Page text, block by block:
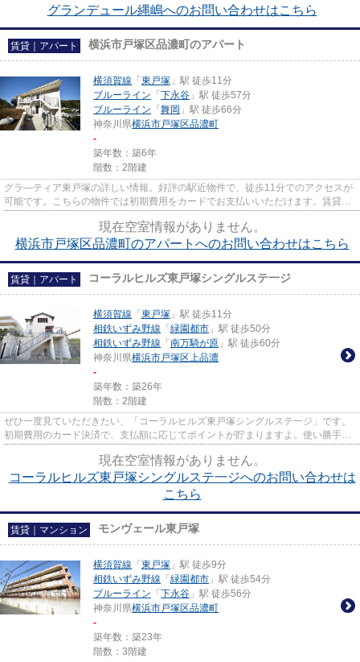
グランデュール縄嶋へのお問い合わせはこちら
賃貸｜アパート 横浜市戸塚区品濃町のアパート
横須賀線 「 東戸塚 」駅 徒歩11分
ブルーライン 「 下永谷 」駅 徒歩57分
ブルーライン 「 舞岡 」駅 徒歩66分
神奈川県横浜市戸塚区品濃町
-
築年数：築6年
階数：2階建
グラ―ティア東戸塚の詳しい情報。好評の駅近物件で、徒歩11分でのアクセスが
可能です。こちらの物件では初期費用をカードでお支払いいただけます。賃貸情
現在空室情報がありません。
横浜市戸塚区品濃町のアパートへのお問い合わせはこちら
賃貸｜アパート コーラルヒルズ東戸塚シングルステ一ジ
横須賀線 「 東戸塚 」駅 徒歩11分
相鉄いずみ野線 「 緑園都市 」駅 徒歩50分
相鉄いずみ野線 「 南万騎が原 」駅 徒歩60分
神奈川県横浜市戸塚区上品濃
-
築年数：築26年
階数：2階建
ぜひ一度見ていただきたい、「コーラルヒルズ東戸塚シングルステ一ジ」です。
初期費用のカード決済で、支払額に応じてポイントが貯まりますよ。使い勝手の
現在空室情報がありません。
コーラルヒルズ東戸塚シングルステ一ジへのお問い合わせは
こちら
賃貸｜マンション モンヴェール東戸塚
横須賀線 「 東戸塚 」駅 徒歩9分
相鉄いずみ野線 「 緑園都市 」駅 徒歩54分
ブルーライン 「 下永谷 」駅 徒歩56分
神奈川県横浜市戸塚区品濃町
-
築年数：築23年
階数：3階建